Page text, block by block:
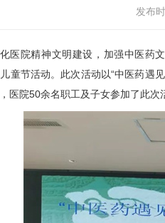
发布
医院精神文明建设，加强中医药
儿童节活动。此次活动以“中医药遇
医院50余名职工及子女参加了此次